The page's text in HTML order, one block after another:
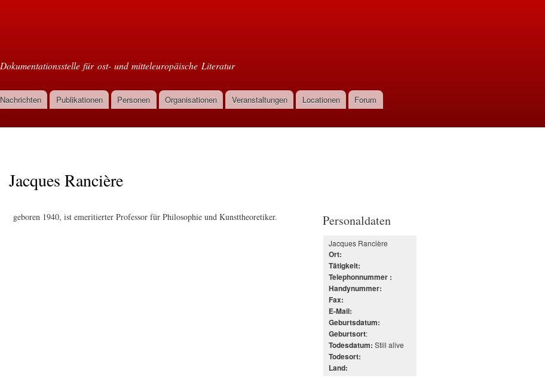
Dokumentationsstelle für ost- und mitteleuropäische Literatur
Nachrichten Publikationen Personen Organisationen Veranstaltungen Locationen
Forum
Jacques Rancière
geboren 1940, ist emeritierter Professor für Philosophie und Kunsttheoretiker. Personaldaten
Jacques Rancière
Ort:
Tätigkeit:
Telephonnummer :
Handynummer:
Fax:
E-Mail:
Geburtsdatum:
Geburtsort:
Todesdatum: Still alive
Todesort:
Land: